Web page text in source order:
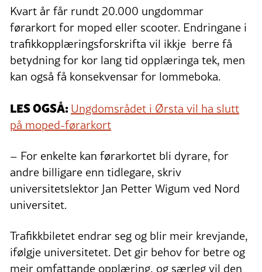
Kvart år får rundt 20.000 ungdommar
førarkort for moped eller scooter. Endringane i
trafikkopplæringsforskrifta vil ikkje berre få
betydning for kor lang tid opplæringa tek, men
kan også få konsekvensar for lommeboka.
LES OGSÅ:Ungdomsrådet i Ørsta vil ha slutt
på moped-førarkort
– For enkelte kan førarkortet bli dyrare, for
andre billigare enn tidlegare, skriv
universitetslektor Jan Petter Wigum ved Nord
universitet.
Trafikkbiletet endrar seg og blir meir krevjande,
ifølgje universitetet. Det gir behov for betre og